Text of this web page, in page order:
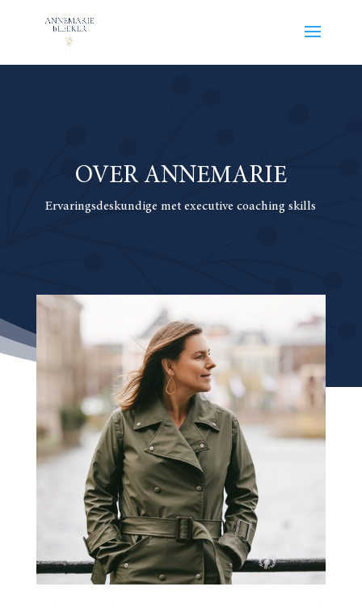
OVER ANNEMARIE
Ervaringsdeskundige met executive coaching skills